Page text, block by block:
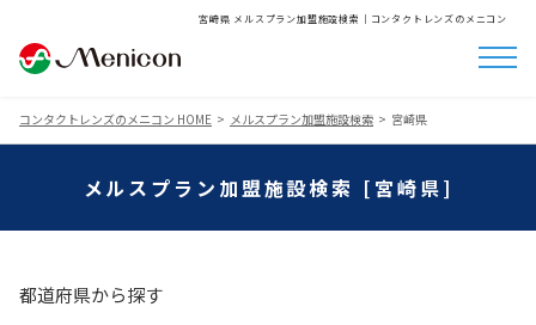
宮崎県 メルスプラン加盟施設検索│コンタクトレンズのメニコン
コンタクトレンズのメニコン HOME メルスプラン加盟施設検索 宮崎県
メルスプラン加盟施設検索 [宮崎県]
都道府県から探す